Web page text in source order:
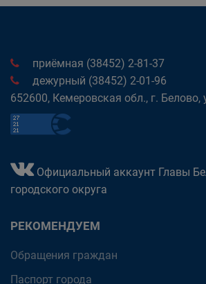
приёмная (38452) 2-81-37
дежурный (38452) 2-01-96
652600, Кемеровская обл., г. Белово,
Официальный аккаунт Главы
городского округа
РЕКОМЕНДУЕМ
Обращения граждан
Паспорт города